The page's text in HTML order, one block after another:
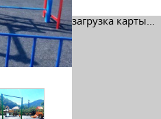
загрузка карты...